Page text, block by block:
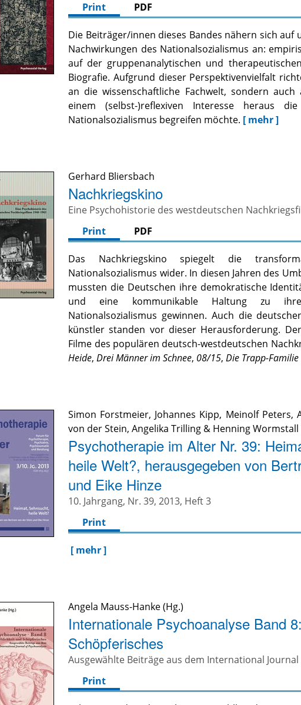
Print
PDF
Die Beiträger/innen dieses Bandes nähern sich auf
Nachwirkungen des Nationalsozialismus an:
auf der gruppenanalytischen und
Biografie. Aufgrund dieser Perspektivenvielfalt
an die wissenschaftliche Fachwelt, sondern
einem (selbst-)reflexiven Interesse heraus
Nationalsozialismus begreifen möchte. [ mehr ]
Gerhard Bliersbach
Nachkriegskino
Eine Psychohistorie des westdeutschen
Print
PDF
Das Nachkriegskino spiegelt die
Nationalsozialismus wider. In diesen Jahren des
mussten die Deutschen ihre demokratische
und eine kommunikable Haltung zu
Nationalsozialismus gewinnen. Auch die
künstler standen vor dieser Herausforderung.
Filme des populären deutsch-westdeutschen
Heide,Drei Männer im Schnee, 08/15, Die Trapp-Familie
Simon Forstmeier, Johannes Kipp, Meinolf Peters,
von der Stein,Angelika Trilling & Henning Wormstall
Psychotherapie im Alter Nr. 39:
heile Welt?, herausgegeben von
und Eike Hinze
10. Jahrgang, Nr. 39, 2013, Heft 3
Print
[ mehr ]
Angela Mauss-Hanke
Internationale Psychoanalyse Band
Schöpferisches
Ausgewählte Beiträge aus dem International Journal
Print